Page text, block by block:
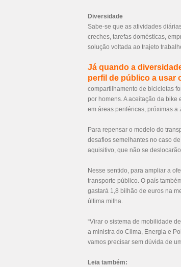
Diversidade
Sabe-se que as atividades
creches, tarefas domésticas,
solução voltada ao trajeto
Já quando a
perfil de público a usar
compartilhamento de bicicletas
por homens. A aceitação da
em áreas periféricas, próximas a
Para repensar o modelo do
desafios semelhantes no caso
aquisitivo, que não se
Nesse sentido, para ampliar a
transporte público. O país
gastará 1,8 bilhão de euros na
última milha.
“Virar o sistema de mobilidade
a ministra do Clima, Energia e
vamos precisar sem dúvida de
Leia também: